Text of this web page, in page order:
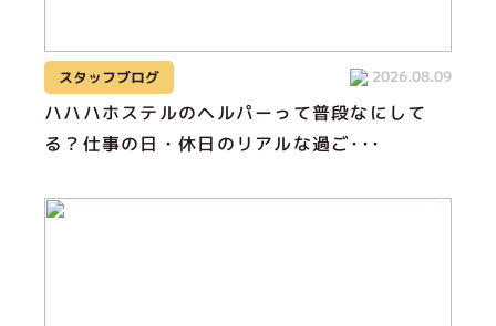
スタッフブログ 2026.08.09
ハハハホステルのヘルパーって普段なにして
る？仕事の日・休日のリアルな過ご･･･